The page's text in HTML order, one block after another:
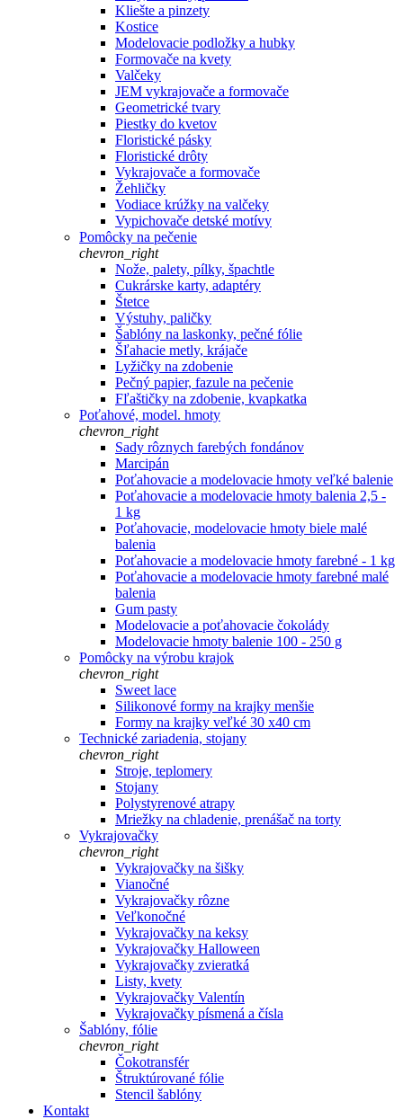
Kliešte a pinzety
Kostice
Modelovacie podložky a hubky
Formovače na kvety
Valčeky
JEM vykrajovače a formovače
Geometrické tvary
Piestky do kvetov
Floristické pásky
Floristické drôty
Vykrajovače a formovače
Žehličky
Vodiace krúžky na valčeky
Vypichovače detské motívy
Pomôcky na pečenie
chevron_right
Nože, palety, pílky, špachtle
Cukrárske karty, adaptéry
Štetce
Výstuhy, paličky
Šablóny na laskonky, pečné fólie
Šľahacie metly, krájače
Lyžičky na zdobenie
Pečný papier, fazule na pečenie
Fľaštičky na zdobenie, kvapkatka
Poťahové, model. hmoty
chevron_right
Sady rôznych farebých fondánov
Marcipán
Poťahovacie a modelovacie hmoty veľké balenie
Poťahovacie a modelovacie hmoty balenia 2,5 -
1 kg
Poťahovacie, modelovacie hmoty biele malé
balenia
Poťahovacie a modelovacie hmoty farebné - 1 kg
Poťahovacie a modelovacie hmoty farebné malé
balenia
Gum pasty
Modelovacie a poťahovacie čokolády
Modelovacie hmoty balenie 100 - 250 g
Pomôcky na výrobu krajok
chevron_right
Sweet lace
Silikonové formy na krajky menšie
Formy na krajky veľké 30 x40 cm
Technické zariadenia, stojany
chevron_right
Stroje, teplomery
Stojany
Polystyrenové atrapy
Mriežky na chladenie, prenášač na torty
Vykrajovačky
chevron_right
Vykrajovačky na šišky
Vianočné
Vykrajovačky rôzne
Veľkonočné
Vykrajovačky na keksy
Vykrajovačky Halloween
Vykrajovačky zvieratká
Listy, kvety
Vykrajovačky Valentín
Vykrajovačky písmená a čísla
Šablóny, fólie
chevron_right
Čokotransfér
Štruktúrované fólie
Stencil šablóny
Kontakt